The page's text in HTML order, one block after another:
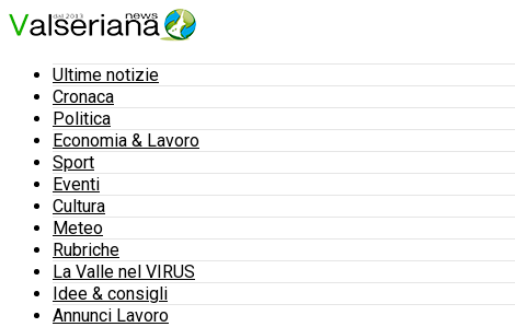
Ultime notizie
Cronaca
Politica
Economia & Lavoro
Sport
Eventi
Cultura
Meteo
Rubriche
La Valle nel VIRUS
Idee & consigli
Annunci Lavoro